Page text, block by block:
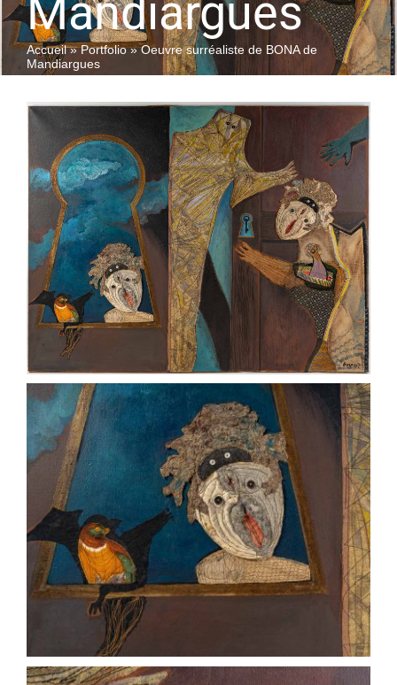
QUI SOMMES-NOUS
Mandiargues
Accueil»Portfolio»Oeuvre surréaliste de BONA de
Mandiargues